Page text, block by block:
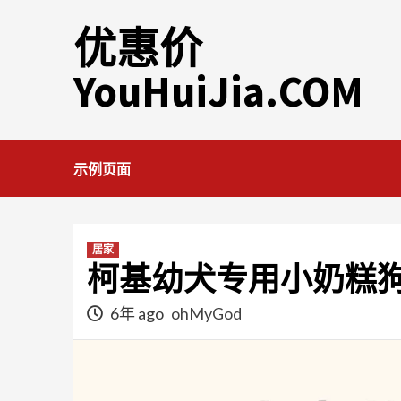
优惠价
YouHuiJia.COM
示例页面
居家
柯基幼犬专用小奶糕
6年 ago ohMyGod